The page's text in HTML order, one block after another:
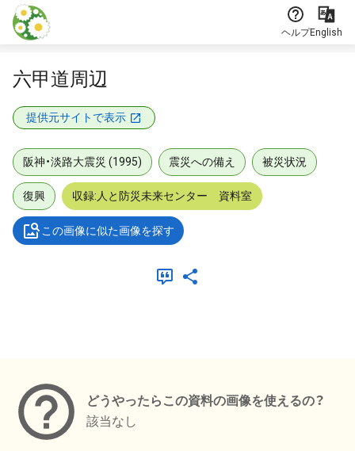
本文に飛ぶ
ヘルプEnglish
六甲道周辺
提供元サイトで表示
阪神・淡路大震災 (1995) 震災への備え 被災状況
復興 収録:人と防災未来センター 資料室
この画像に似た画像を探す
どうやったらこの資料の画像を使えるの？
該当なし